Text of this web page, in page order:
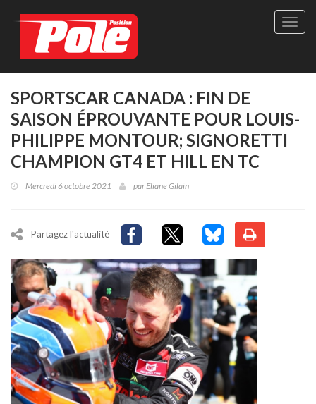
Site
Le
SPORTSCAR CANADA : FIN DE
SAISON ÉPROUVANTE POUR LOUIS-
PHILIPPE MONTOUR; SIGNORETTI
CHAMPION GT4 ET HILL EN TC
Mercredi 6 octobre 2021 parEliane Gilain
Partagez l'actualité